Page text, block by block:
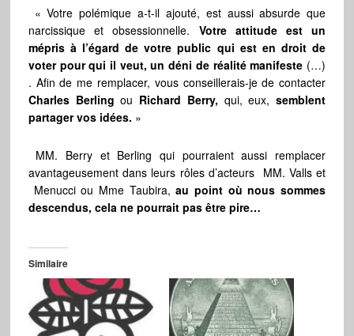
« Votre polémique a-t-il ajouté, est aussi absurde que
narcissique et obsessionnelle. Votre attitude est un
mépris à l’égard de votre public qui est en droit de
voter pour qui il veut, un déni de réalité manifeste (…)
. Afin de me remplacer, vous conseillerais-je de contacter
Charles Berling ou Richard Berry, qui, eux,semblent
partager vos idées. »
MM. Berry et Berling qui pourraient aussi remplacer
avantageusement dans leurs rôles d’acteurs MM. Valls et
Menucci ou Mme Taubira,au point où nous sommes
descendus, cela ne pourrait pas être pire…
Similaire